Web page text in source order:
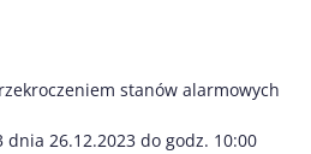
stanów alarmowych
dnia 26.12.2023 do godz. 10:00